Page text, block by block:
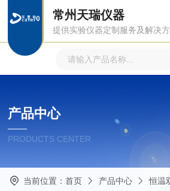
常州天瑞仪器
提供实验仪器定制服务及解决
产品中心
PRODUCTS CENTER
当前位置： 首页 产品中心 恒温